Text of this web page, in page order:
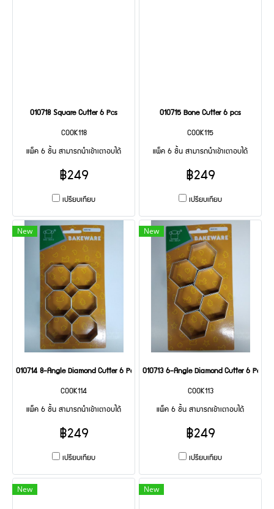
010718 Square Cutter 6 Pcs
COOK118
แพ็ค 6 ชิ้น สามารถนำเข้าเตาอบได้
฿249
เปรียบเทียบ
010715 Bone Cutter 6 pcs
COOK115
แพ็ค 6 ชิ้น สามารถนำเข้าเตาอบได้
฿249
เปรียบเทียบ
New
010714 8-Angle Diamond Cutter 6 Pcs
COOK114
แพ็ค 6 ชิ้น สามารถนำเข้าเตาอบได้
฿249
เปรียบเทียบ
New
010713 6-Angle Diamond Cutter 6 Pcs
COOK113
แพ็ค 6 ชิ้น สามารถเข้าเตาอบได้
฿249
เปรียบเทียบ
New New